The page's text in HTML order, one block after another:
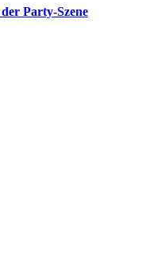
Party-Szene